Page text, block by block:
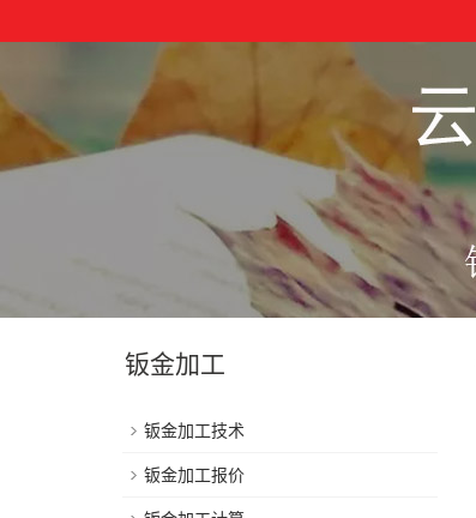
钣金加工
钣金加工技术
钣金加工报价